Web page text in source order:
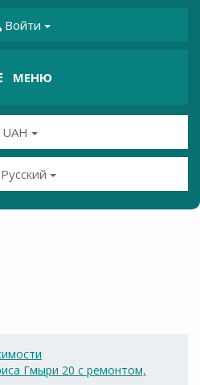
Войти
МЕНЮ
UAH
Гмыри 20 с ремонтом,